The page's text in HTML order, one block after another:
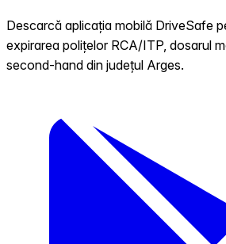
Descarcă aplicația mobilă DriveSafe
expirarea polițelor RCA/ITP, dosarul
second-hand din județul Arges.